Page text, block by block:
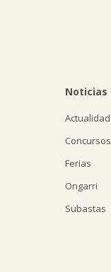
Noticias
Actualidad
Concursos
Ferias
Ongarri
Subastas